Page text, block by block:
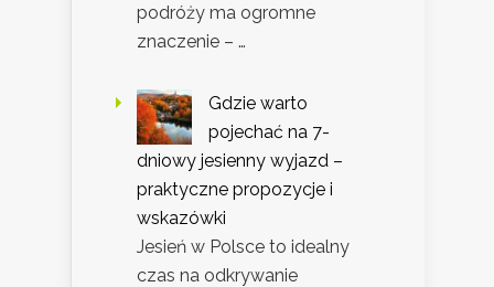
podróży ma ogromne
znaczenie – …
Gdzie warto
pojechać na 7-
dniowy jesienny wyjazd –
praktyczne propozycje i
wskazówki
Jesień w Polsce to idealny
czas na odkrywanie